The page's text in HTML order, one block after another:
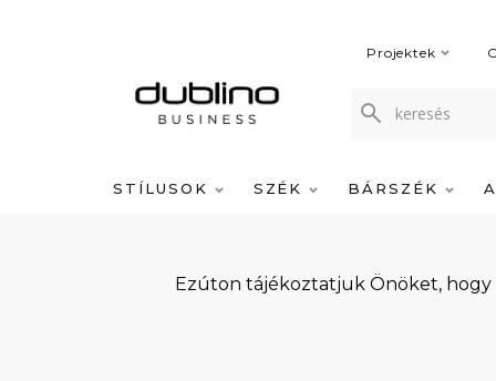
Projektek
STÍLUSOK SZÉK BÁRSZÉK
Ezúton tájékoztatjuk Önöket, hogy